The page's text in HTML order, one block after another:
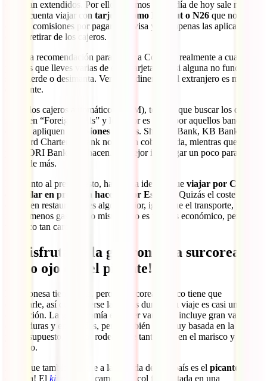
están tan extendidos. Por ello, creemos que a día de hoy sale mucho
más a cuenta viajar con tarjetas como Revolut o N26 que no
cobran comisiones por pagar en divisa y que apenas las aplican de
cara a retirar de los cajeros.
Nuestra recomendación para viajar a Corea (y realmente a cualquier
país) es que lleves varias de estas tarjetas por si alguna no funciona,
se te pierde o desimanta. Verse sin dinero en el extranjero es muy
estresante.
Sobre los cajeros automáticos (ATM), tendrás que buscar los que
indiquen “Foreign cards” y lo mejor es optar por aquellos bancos
que no apliquen
comisiones locales. Shinhan Bank, KB Bank y
Standard Chartered Bank no suelen cobrar nada, mientras que KEB
y WOORI Bank sí lo hacen. Es mejor investigar un poco para no
pagar de más.
En cuanto al presupuesto, hazte a la idea de que viajar por Corea
es similar en precios a hacerlo por España
. Quizás el coste de
comer en restaurantes es algo inferior, igual que el transporte, pero
más o menos gastarás lo mismo. No es un país económico, pero
tampoco tan caro.
8. Disfruta de la gastronomía surcoreana,
¡pero ojo con el picante!
La japonesa tiene fama, pero la surcoreana poco tiene que
envidiarle, así que ponerse las botas durante tu viaje es casi una
obligación. La gastronomía es súper variada e incluye gran variedad
de verduras y encurtidos, pero también está muy basada en la carne
y, por supuesto, al estar rodeado de tanto mar, en el marisco y el
pescado.
Algo que también define a la comida de este país es el picante
encanta! El kimchi
(básicamente la col fermentada en una